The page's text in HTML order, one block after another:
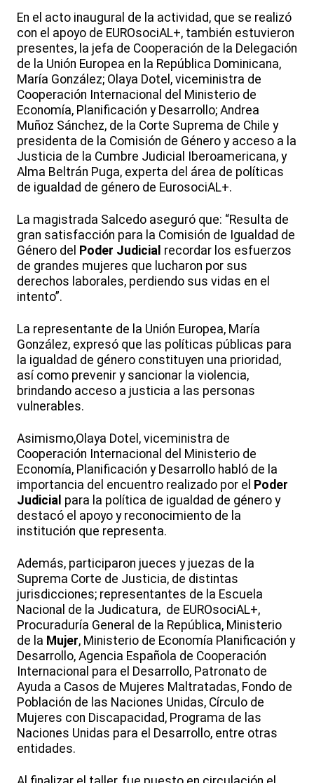
En el acto inaugural de la actividad, que se realizó
con el apoyo de EUROsociAL+, también estuvieron
presentes, la jefa de Cooperación de la Delegación
de la Unión Europea en la República Dominicana,
María González; Olaya Dotel, viceministra de
Cooperación Internacional del Ministerio de
Economía, Planificación y Desarrollo; Andrea
Muñoz Sánchez, de la Corte Suprema de Chile y
presidenta de la Comisión de Género y acceso a la
Justicia de la Cumbre Judicial Iberoamericana, y
Alma Beltrán Puga, experta del área de políticas
de igualdad de género de EurosociAL+.
La magistrada Salcedo aseguró que: “Resulta de
gran satisfacción para la Comisión de Igualdad de
Género del Poder Judicial recordar los esfuerzos
de grandes mujeres que lucharon por sus
derechos laborales, perdiendo sus vidas en el
intento”.
La representante de la Unión Europea, María
González, expresó que las políticas públicas para
la igualdad de género constituyen una prioridad,
así como prevenir y sancionar la violencia,
brindando acceso a justicia a las personas
vulnerables.
Asimismo,Olaya Dotel, viceministra de
Cooperación Internacional del Ministerio de
Economía, Planificación y Desarrollo habló de la
importancia del encuentro realizado por el Poder
Judicial para la política de igualdad de género y
destacó el apoyo y reconocimiento de la
institución que representa.
Además, participaron jueces y juezas de la
Suprema Corte de Justicia, de distintas
jurisdicciones; representantes de la Escuela
Nacional de la Judicatura, de EUROsociAL+,
Procuraduría General de la República, Ministerio
de la Mujer, Ministerio de Economía Planificación y
Desarrollo, Agencia Española de Cooperación
Internacional para el Desarrollo, Patronato de
Ayuda a Casos de Mujeres Maltratadas, Fondo de
Población de las Naciones Unidas, Círculo de
Mujeres con Discapacidad, Programa de las
Naciones Unidas para el Desarrollo, entre otras
entidades.